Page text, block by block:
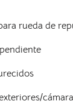
rueda de